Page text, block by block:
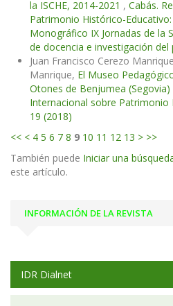
la ISCHE, 2014-2021 , Cabás.
Patrimonio Histórico-
Monográfico IX Jornadas de la
de docencia e investigación
Juan Francisco Cerezo
Manrique, El Museo
Otones de Benjumea (Segovia)
Internacional sobre Patrimonio
19 (2018)
<< < 4 5 6 7 8 9 10 11 12 13 > >>
También puede Iniciar una
este artículo.
INFORMACIÓN DE LA REVISTA
IDR Dialnet